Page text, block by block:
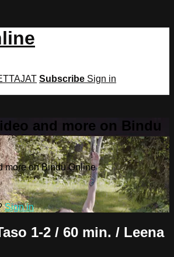
Subscribe Sign in
and more on Bindu
more on Bindu Online
Sign in
1-2 / 60 min. / Leena